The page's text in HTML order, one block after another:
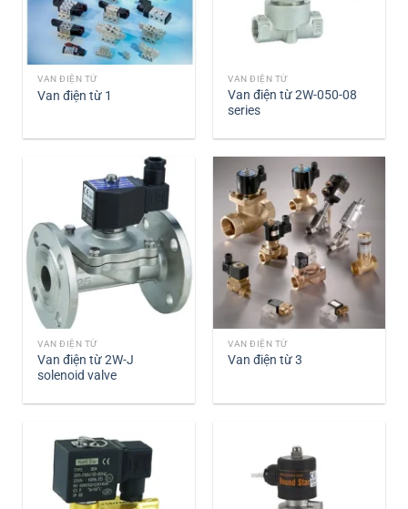
VAN ĐIỆN TỪ
Van điện từ 1
VAN ĐIỆN TỪ
Van điện từ 2W-050-08
series
VAN ĐIỆN TỪ
Van điện từ 2W-J
solenoid valve
VAN ĐIỆN TỪ
Van điện từ 3